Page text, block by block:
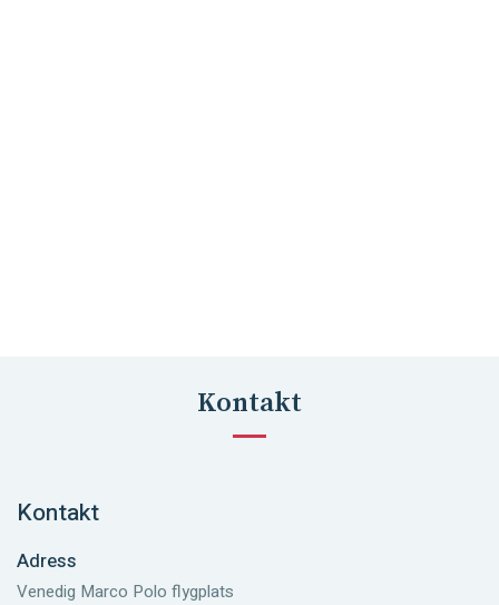
Kontakt
Kontakt
Adress
Venedig Marco Polo flygplats